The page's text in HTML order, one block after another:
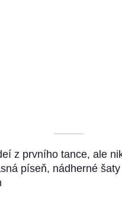
––––––––––
z prvního tance, ale
píseň, nádherné